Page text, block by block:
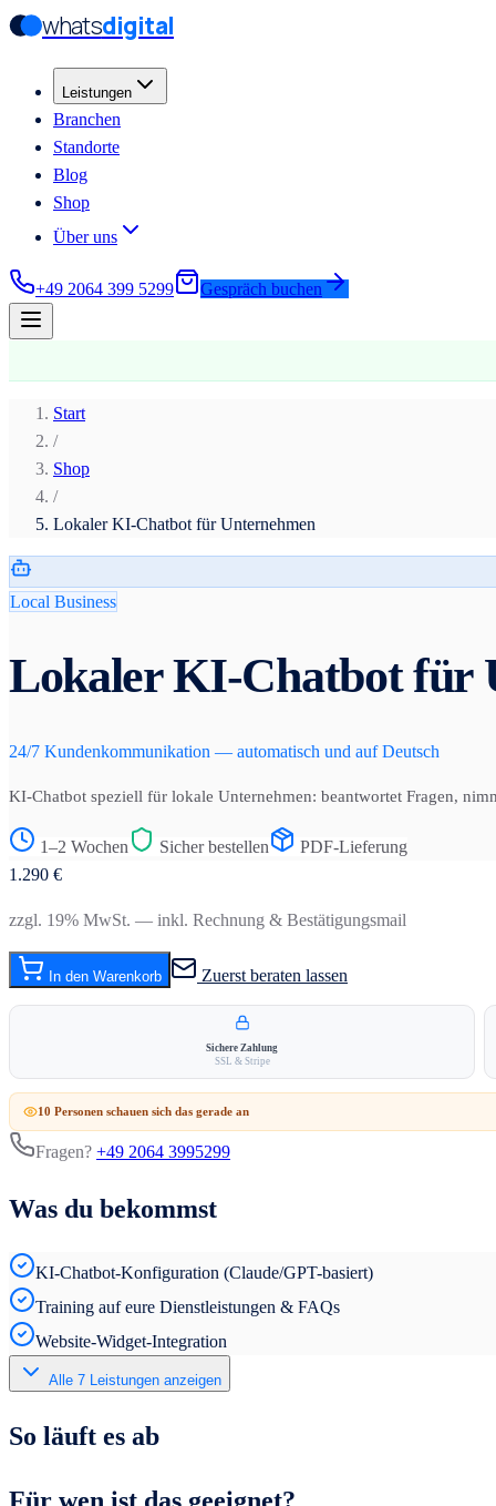
Zum Hauptinhalt springen
Zum Hauptinhalt springen
whatsdigital
Leistungen
Branchen
Standorte
Blog
Shop
Über uns
+49 2064 399 5299 Gespräch buchen
Start
/
Shop
/
Lokaler KI-Chatbot für Unternehmen
Local Business
Lokaler KI-Chatbot für
24/7 Kundenkommunikation — automatisch und auf Deutsch
KI-Chatbot speziell für lokale Unternehmen: beantwortet Fragen,
1–2 Wochen Sicher bestellen
PDF-Lieferung
1.290 €
zzgl. 19% MwSt. — inkl. Rechnung & Bestätigungsmail
In den Warenkorb Zuerst beraten lassen
Sichere Zahlung
SSL & Stripe
10 Personen schauen sich das gerade an
Fragen? +49 2064 3995299
Was du bekommst
KI-Chatbot-Konfiguration (Claude/GPT-basiert)
Training auf eure Dienstleistungen & FAQs
Website-Widget-Integration
Alle 7 Leistungen anzeigen
So läuft es ab
Für wen ist das geeignet?